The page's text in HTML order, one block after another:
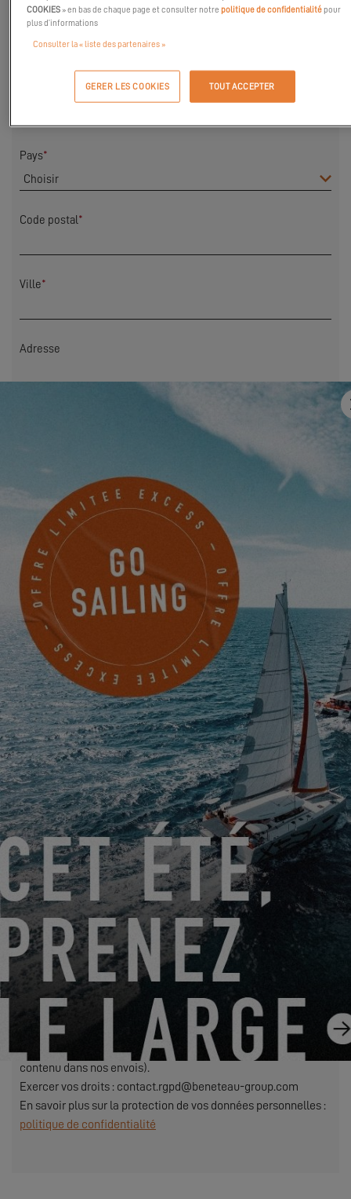
Prénom*
Pays*
Code postal*
Ville*
Adresse
Quelque chose à nous partager ?
Je souhaite être tenu informé des actualités, évènements et
offres d'EXCESS par voie électronique.
Friendly Captcha
Le traitement de votre demande nécessite le transfert des
données personnelles saisies dans les champs obligatoires
de ce formulaire au concessionnaire que vous avez
sélectionné afin qu’il puisse vous recontacter. En cliquant sur
le bouton « ENVOYER », vous confirmez votre accord au
transfert de ces données.
ENVOYER
EXCESS s’entend de Construction Navale Bordeaux agissant
en qualité de responsable de traitement. Vos données
personnelles sont traitées afin de répondre à votre demande,
gérer nos relations avec vous et, si vous en avez fait le choix,
vous adresser nos communications (dans ce cas, vous
pourrez à tout moment vous désinscrire en utilisant le lien
contenu dans nos envois).
Exercer vos droits : contact.rgpd@beneteau-group.com
En savoir plus sur la protection de vos données personnelles :
politique de confidentialité
COOKIES » en bas de chaque page et consulter notrepolitique de confidentialitépour
plus d’informations
Consulter la « liste des partenaires »
GERER LES COOKIES TOUT ACCEPTER